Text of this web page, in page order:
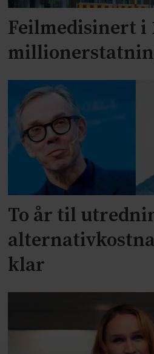
Feilmedisinert i
To år til
klar